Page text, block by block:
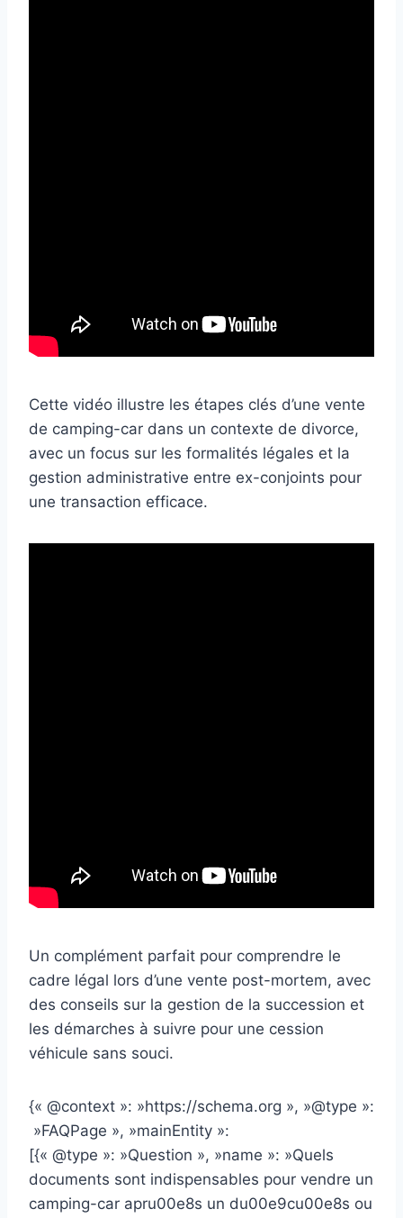
Cette vidéo illustre les étapes clés d’une vente
de camping-car dans un contexte de divorce,
avec un focus sur les formalités légales et la
gestion administrative entre ex-conjoints pour
une transaction efficace.
Un complément parfait pour comprendre le
cadre légal lors d’une vente post-mortem, avec
des conseils sur la gestion de la succession et
les démarches à suivre pour une cession
véhicule sans souci.
{« @context »: »https://schema.org », »@type »:
»FAQPage », »mainEntity »:
[{« @type »: »Question », »name »: »Quels
documents sont indispensables pour vendre un
camping-car apru00e8s un du00e9cu00e8s ou